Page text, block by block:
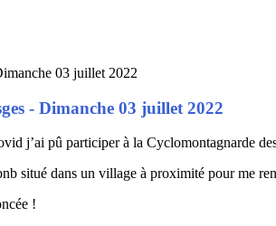
- Dimanche 03 juillet 2022
j’ai pû participer à la Cyclomontagnarde
situé dans un village à proximité pour me
!